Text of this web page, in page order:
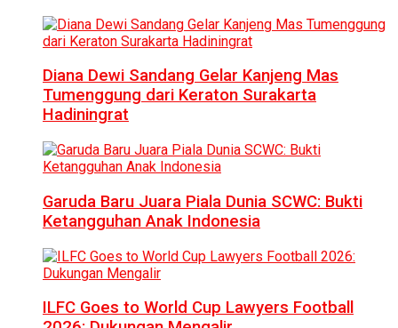
Diana Dewi Sandang Gelar Kanjeng Mas
Tumenggung dari Keraton Surakarta
Hadiningrat
Garuda Baru Juara Piala Dunia SCWC: Bukti
Ketangguhan Anak Indonesia
ILFC Goes to World Cup Lawyers Football